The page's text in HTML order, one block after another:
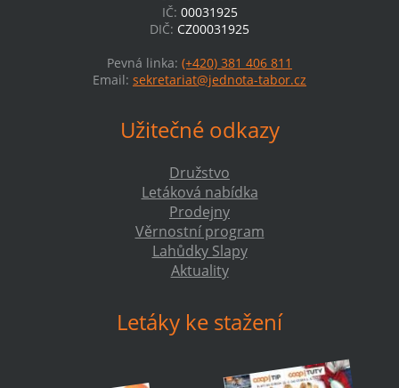
IČ: 00031925
DIČ: CZ00031925
Pevná linka: (+420) 381 406 811
Email: sekretariat@jednota-tabor.cz
Užitečné odkazy
Družstvo
Letáková nabídka
Prodejny
Věrnostní program
Lahůdky Slapy
Aktuality
Letáky ke stažení